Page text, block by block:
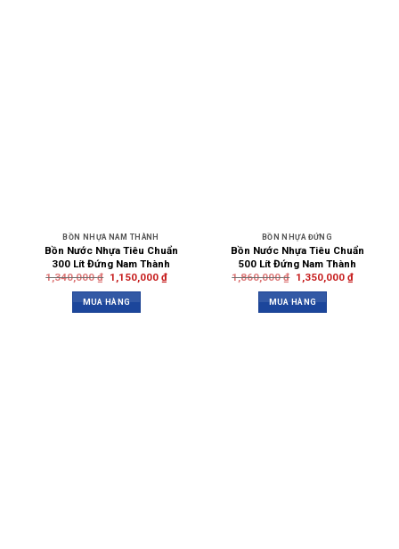
BỒN NHỰA NAM THÀNH
Bồn Nước Nhựa Tiêu Chuẩn
300 Lít Đứng Nam Thành
1,340,000₫ 1,150,000 ₫
MUA HÀNG
BỒN NHỰA ĐỨNG
Bồn Nước Nhựa Tiêu Chuẩn
500 Lít Đứng Nam Thành
1,860,000₫ 1,350,000 ₫
MUA HÀNG